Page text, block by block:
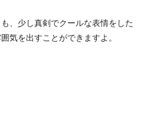
、少し真剣でクールな表情をした
気を出すことができますよ。